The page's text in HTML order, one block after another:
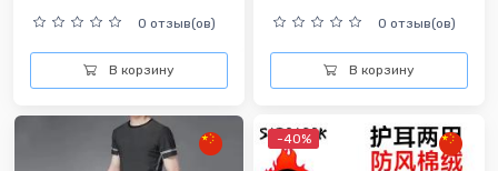
0 отзыв(ов)
В корзину
0 отзыв(ов)
В корзину
-40%